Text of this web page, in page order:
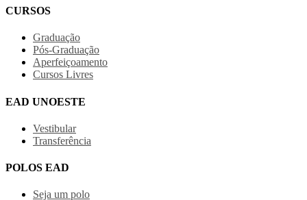
CURSOS
Graduação
Pós-Graduação
Aperfeiçoamento
Cursos Livres
EAD UNOESTE
Vestibular
Transferência
POLOS EAD
Seja um polo